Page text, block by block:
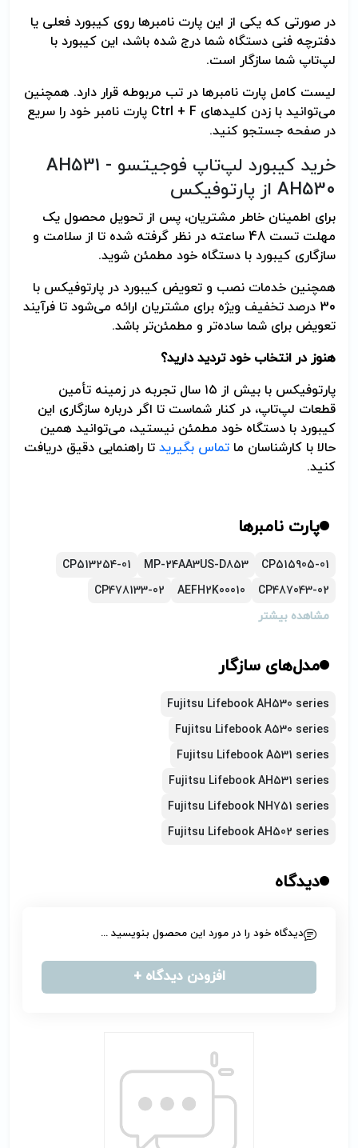
در صورتی که یکی از این پارت نامبرها روی کیبورد فعلی یا
دفترچه فنی دستگاه شما درج شده باشد، این کیبورد با
لپ‌تاپ شما سازگار است.
لیست کامل پارت نامبرها در تب مربوطه قرار دارد. همچنین
می‌توانید با زدن کلیدهای Ctrl + F پارت نامبر خود را سریع
در صفحه جستجو کنید.
خرید کیبورد لپ‌تاپ فوجیتسو AH531 -
AH530 از پارتوفیکس
برای اطمینان خاطر مشتریان، پس از تحویل محصول یک
مهلت تست 48 ساعته در نظر گرفته شده تا از سلامت و
سازگاری کیبورد با دستگاه خود مطمئن شوید.
همچنین خدمات نصب و تعویض کیبورد در پارتوفیکس با
30 درصد تخفیف ویژه برای مشتریان ارائه می‌شود تا فرآیند
تعویض برای شما ساده‌تر و مطمئن‌تر باشد.
هنوز در انتخاب خود تردید دارید؟
پارتوفیکس با بیش از ۱۵ سال تجربه در زمینه تأمین
قطعات لپ‌تاپ، در کنار شماست تا اگر درباره سازگاری این
کیبورد با دستگاه خود مطمئن نیستید، می‌توانید همین
حالا با کارشناسان ما تماس بگیرید تا راهنمایی دقیق دریافت
کنید.
پارت نامبرها
CP515905-01
MP-24AA3US-D853
CP513254-01
CP487043-02
AEFH2K00010
CP478133-02
مشاهده بیشتر
مدل‌های سازگار
Fujitsu Lifebook AH530 series
Fujitsu Lifebook A530 series
Fujitsu Lifebook A531 series
Fujitsu Lifebook AH531 series
Fujitsu Lifebook NH751 series
Fujitsu Lifebook AH502 series
دیدگاه
دیدگاه خود را در مورد این محصول بنویسید ...
افزودن دیدگاه +